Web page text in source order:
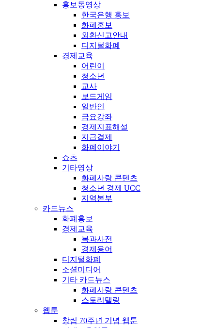
홍보동영상
한국은행 홍보
화폐홍보
외환신고안내
디지털화폐
경제교육
어린이
청소년
교사
보드게임
일반인
금요강좌
경제지표해설
지급결제
화폐이야기
쇼츠
기타영상
화폐사랑 콘텐츠
청소년 경제 UCC
지역본부
카드뉴스
화폐홍보
경제교육
복과사전
경제용어
디지털화폐
소셜미디어
기타 카드뉴스
화폐사랑 콘텐츠
스토리텔링
웹툰
창립 70주년 기념 웹툰